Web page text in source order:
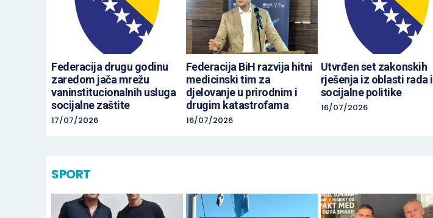
Federacija drugu godinu
zaredom jača mrežu
vaninstitucionalnih usluga
socijalne zaštite
17/07/2026
Federacija BiH razvija hitni
medicinski tim za
djelovanje u prirodnim i
drugim katastrofama
16/07/2026
Utvrđen set zakonskih
rješenja iz oblasti rada i
socijalne politike
16/07/2026
SPORT